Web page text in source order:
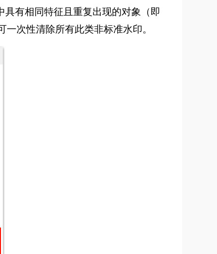
有相同特征且重复出现的对象（即
次性清除所有此类非标准水印。